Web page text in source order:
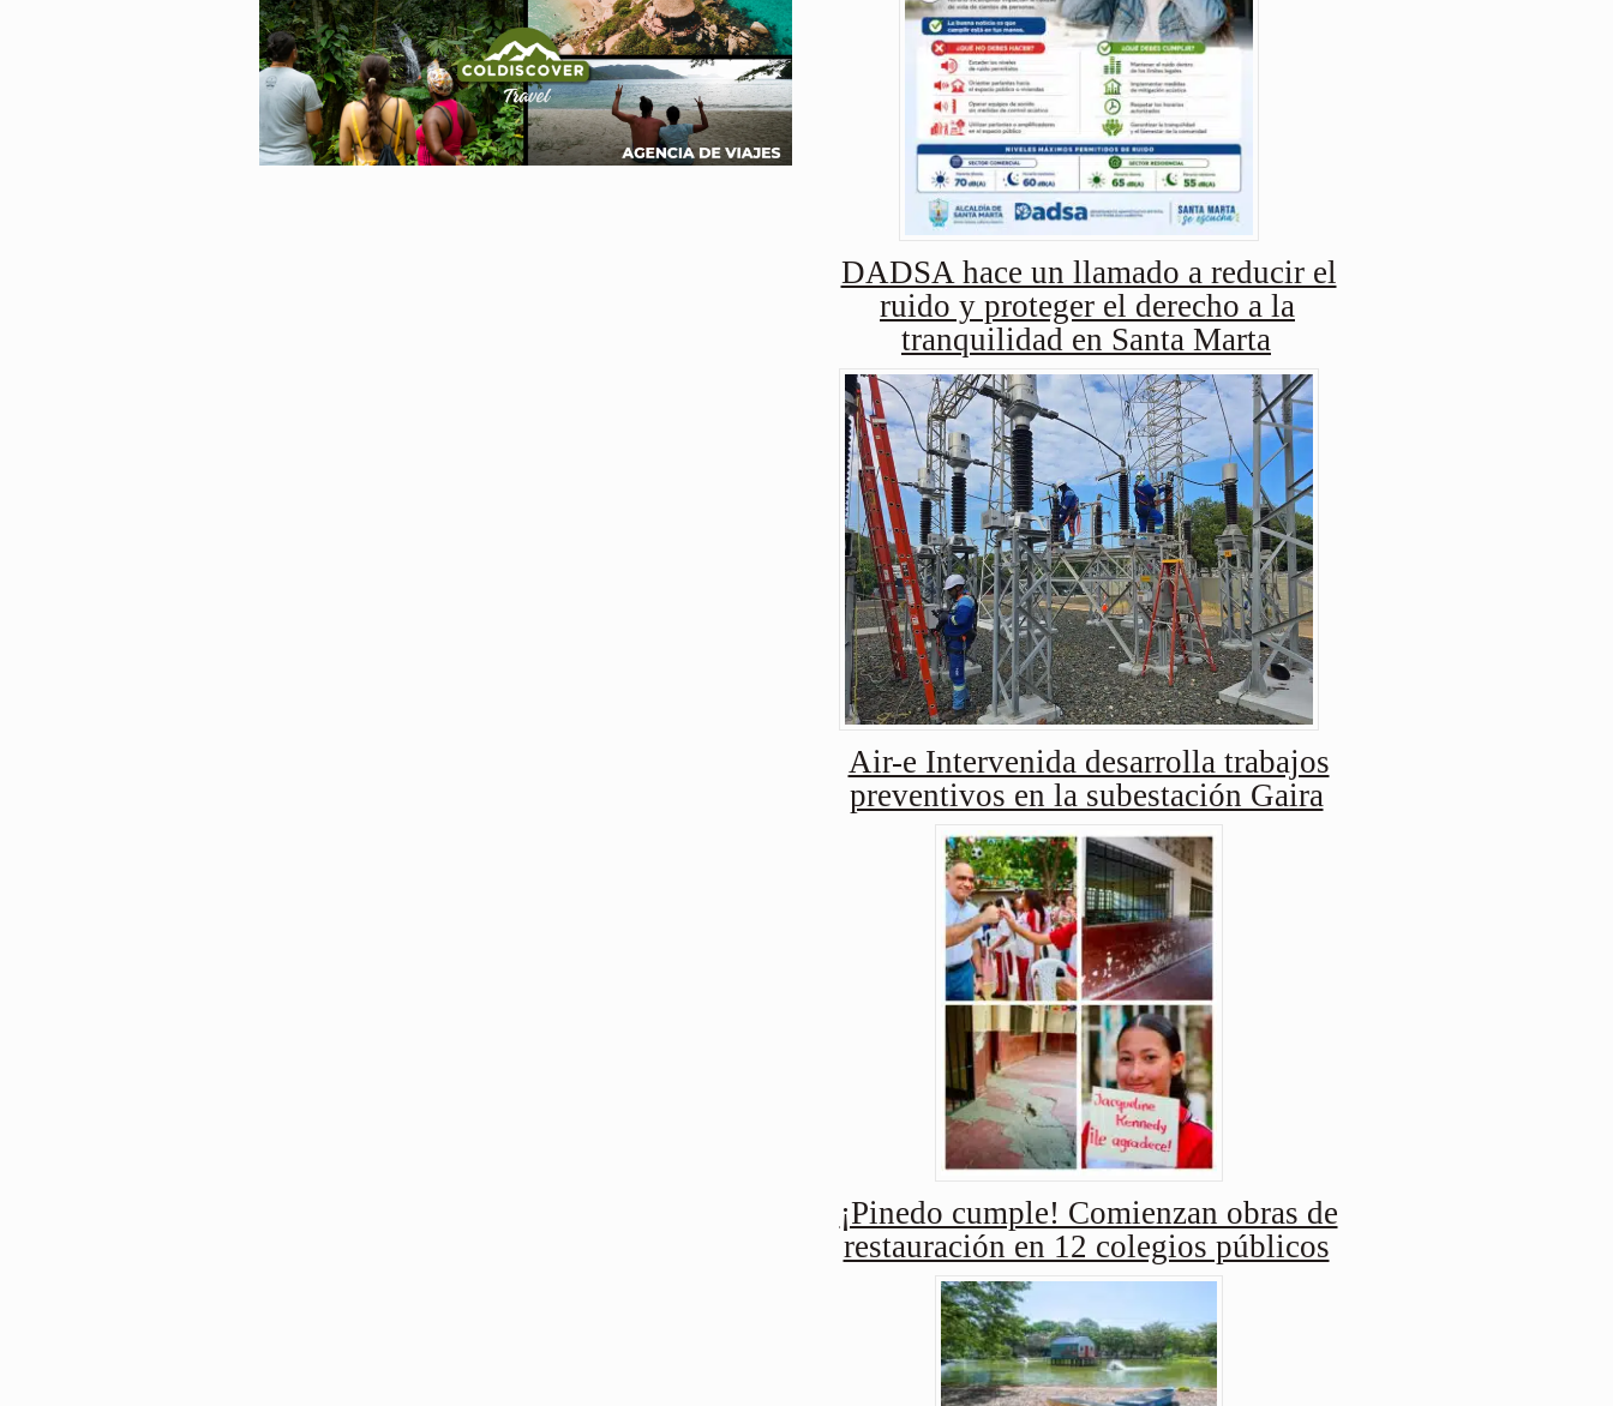
DADSA hace un llamado a reducir el
ruido y proteger el derecho a la
tranquilidad en Santa Marta
Air-e Intervenida desarrolla trabajos
preventivos en la subestación Gaira
¡Pinedo cumple! Comienzan obras de
restauración en 12 colegios públicos